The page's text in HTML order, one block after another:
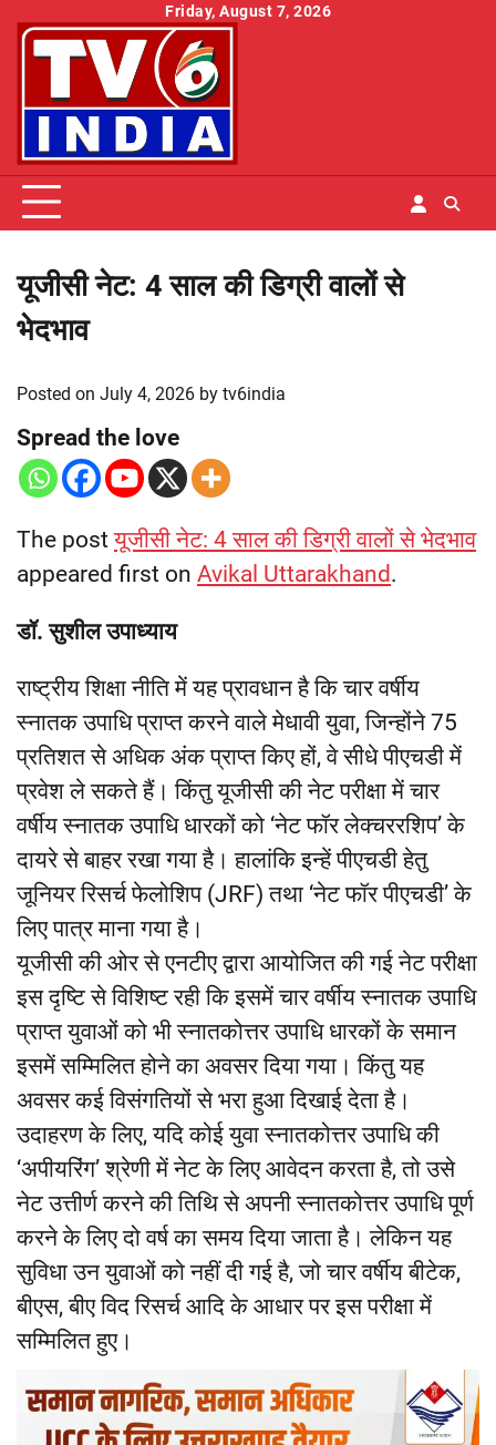
Skip
Friday, August 7, 2026
यूजीसी नेट: 4 साल की डिग्री वालों से
भेदभाव
Posted on July 4, 2026 by tv6india
Spread the love
The postयूजीसी नेट: 4 साल की डिग्री वालों से भेदभाव
appeared first on Avikal Uttarakhand.
डॉ. सुशील उपाध्याय
राष्ट्रीय शिक्षा नीति में यह प्रावधान है कि चार वर्षीय
स्नातक उपाधि प्राप्त करने वाले मेधावी युवा, जिन्होंने 75
प्रतिशत से अधिक अंक प्राप्त किए हों, वे सीधे पीएचडी में
प्रवेश ले सकते हैं। किंतु यूजीसी की नेट परीक्षा में चार
वर्षीय स्नातक उपाधि धारकों को ‘नेट फॉर लेक्चररशिप’ के
दायरे से बाहर रखा गया है। हालांकि इन्हें पीएचडी हेतु
जूनियर रिसर्च फेलोशिप (JRF) तथा ‘नेट फॉर पीएचडी’ के
लिए पात्र माना गया है।
यूजीसी की ओर से एनटीए द्वारा आयोजित की गई नेट परीक्षा
इस दृष्टि से विशिष्ट रही कि इसमें चार वर्षीय स्नातक उपाधि
प्राप्त युवाओं को भी स्नातकोत्तर उपाधि धारकों के समान
इसमें सम्मिलित होने का अवसर दिया गया। किंतु यह
अवसर कई विसंगतियों से भरा हुआ दिखाई देता है।
उदाहरण के लिए, यदि कोई युवा स्नातकोत्तर उपाधि की
‘अपीयरिंग’ श्रेणी में नेट के लिए आवेदन करता है, तो उसे
नेट उत्तीर्ण करने की तिथि से अपनी स्नातकोत्तर उपाधि पूर्ण
करने के लिए दो वर्ष का समय दिया जाता है। लेकिन यह
सुविधा उन युवाओं को नहीं दी गई है, जो चार वर्षीय बीटेक,
बीएस, बीए विद रिसर्च आदि के आधार पर इस परीक्षा में
सम्मिलित हुए।